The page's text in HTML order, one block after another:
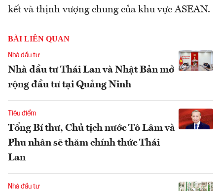
kết và thịnh vượng chung của khu vực ASEAN.
BÀI LIÊN QUAN
Nhà đầu tư
Nhà đầu tư Thái Lan và Nhật Bản mở
rộng đầu tư tại Quảng Ninh
Tiêu điểm
Tổng Bí thư, Chủ tịch nước Tô Lâm và
Phu nhân sẽ thăm chính thức Thái
Lan
Nhà đầu tư